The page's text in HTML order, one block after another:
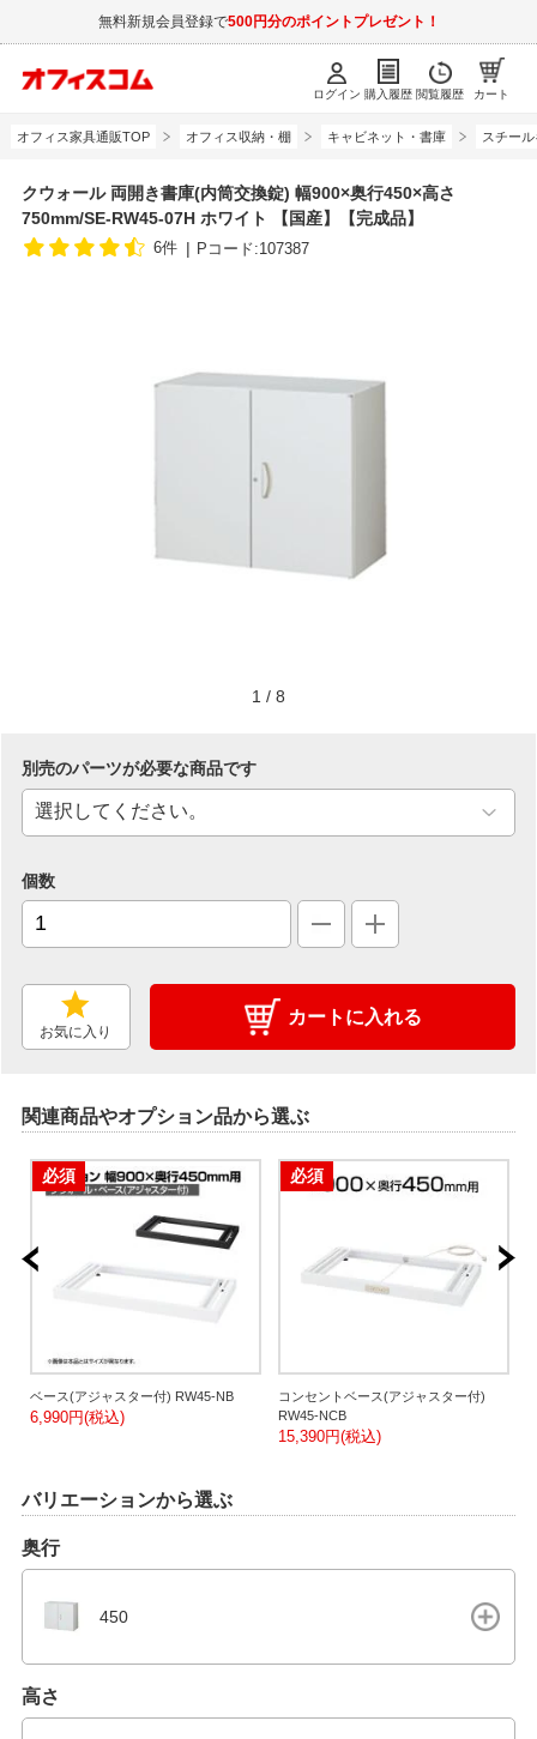
無料新規会員登録で500円分のポイントプレゼント！
ログイン 購入履歴 閲覧履歴 カート
オフィス家具通販TOP オフィス収納・棚 キャビネット・書庫 スチー
クウォール 両開き書庫(内筒交換錠) 幅900×奥行450×高さ
750mm/SE-RW45-07H ホワイト 【国産】【完成品】
6件 Pコード:107387
1 / 8
別売のパーツが必要な商品です
個数
お気に入り
カートに入れる
関連商品やオプション品から選ぶ
必須
ベース(アジャスター付) RW45-NB
6,990円(税込)
必須
コンセントベース(アジャスター付)
RW45-NCB
15,390円(税込)
バリエーションから選ぶ
奥行
450
高さ